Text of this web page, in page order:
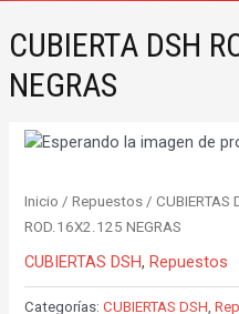
CUBIERTA DSH
NEGRAS
Inicio /Repuestos /CUBIERTAS
ROD.16X2.125 NEGRAS
CUBIERTAS DSH,Repuestos
Categorías:CUBIERTAS DSH,